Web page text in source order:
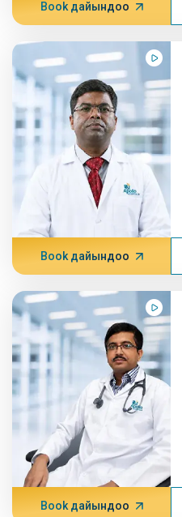
Book дайындоо
Book дайындоо
Book дайындоо